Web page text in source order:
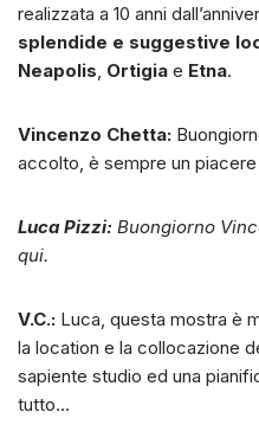
realizzata a 10 anni
splendide e suggestive
Neapolis, Ortigia e Etna.
Vincenzo Chetta:
accolto, è sempre un
Luca Pizzi: Buongiorno
qui.
V.C.: Luca, questa mostra è
la location e la collocazione
sapiente studio ed una
tutto…